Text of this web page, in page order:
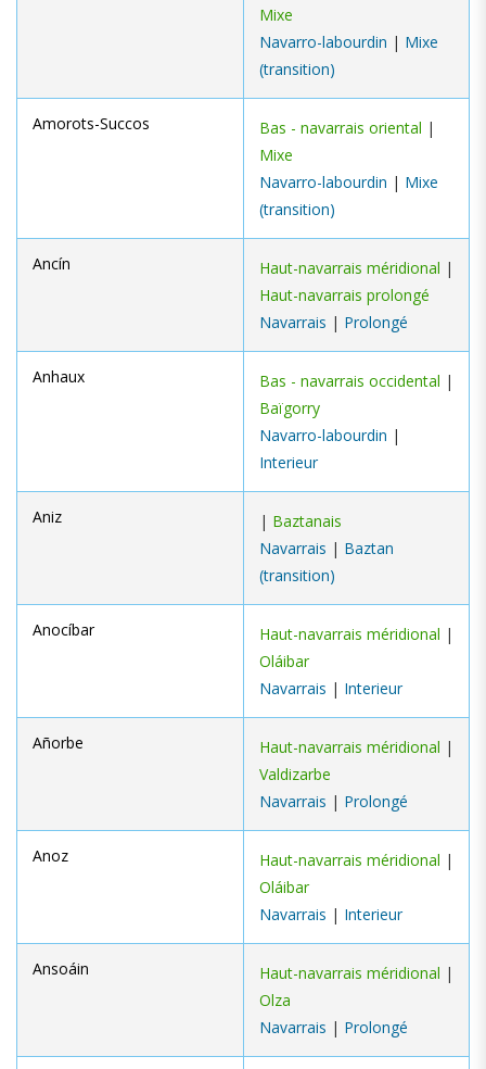
Mixe
Navarro-labourdin | Mixe
(transition)
Amorots-Succos Bas - navarrais oriental |
Mixe
Navarro-labourdin | Mixe
(transition)
Ancín Haut-navarrais méridional |
Haut-navarrais prolongé
Navarrais | Prolongé
Anhaux Bas - navarrais occidental |
Baïgorry
Navarro-labourdin |
Interieur
Aniz | Baztanais
Navarrais | Baztan
(transition)
Anocíbar Haut-navarrais méridional |
Oláibar
Navarrais | Interieur
Añorbe Haut-navarrais méridional |
Valdizarbe
Navarrais | Prolongé
Anoz Haut-navarrais méridional |
Oláibar
Navarrais | Interieur
Ansoáin Haut-navarrais méridional |
Olza
Navarrais | Prolongé